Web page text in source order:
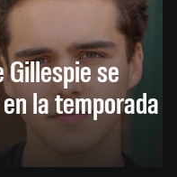
Gillespie se
la temporada